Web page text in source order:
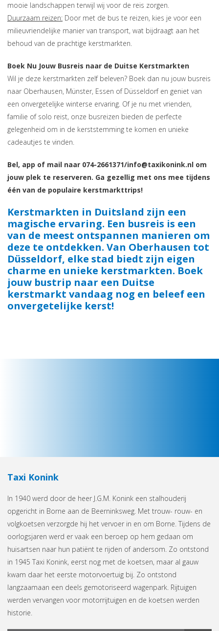
mooie landschappen terwijl wij voor de reis zorgen.
Duurzaam reizen: Door met de bus te reizen, kies je voor een
milieuvriendelijke manier van transport, wat bijdraagt aan het
behoud van de prachtige kerstmarkten.
Boek Nu Jouw Busreis naar de Duitse Kerstmarkten
Wil je deze kerstmarkten zelf beleven? Boek dan nu jouw busreis
naar Oberhausen, Münster, Essen of Düsseldorf en geniet van
een onvergetelijke winterse ervaring. Of je nu met vrienden,
familie of solo reist, onze busreizen bieden de perfecte
gelegenheid om in de kerststemming te komen en unieke
cadeautjes te vinden.
Bel, app of mail naar 074-2661371/info@taxikonink.nl om
jouw plek te reserveren. Ga gezellig met ons mee tijdens
één van de populaire kerstmarkttrips!
Kerstmarkten in Duitsland zijn een
magische ervaring. Een busreis is een
van de meest ontspannen manieren om
deze te ontdekken. Van Oberhausen tot
Düsseldorf, elke stad biedt zijn eigen
charme en unieke kerstmarkten. Boek
jouw bustrip naar een Duitse
kerstmarkt vandaag nog en beleef een
onvergetelijke kerst!
Taxi Konink
In 1940 werd door de heer J.G.M. Konink een stalhouderij
opgericht in Borne aan de Beerninksweg. Met trouw- rouw- en
volgkoetsen verzorgde hij het vervoer in en om Borne. Tijdens de
oorlogsjaren werd er vaak een beroep op hem gedaan om
huisartsen naar hun patiënt te rijden of andersom. Zo ontstond
in 1945 Taxi Konink, eerst nog met de koetsen, maar al gauw
kwam daar het eerste motorvoertuig bij. Zo ontstond
langzaamaan een deels gemotoriseerd wagenpark. Rijtuigen
werden vervangen voor motorrijtuigen en de koetsen werden
historie.